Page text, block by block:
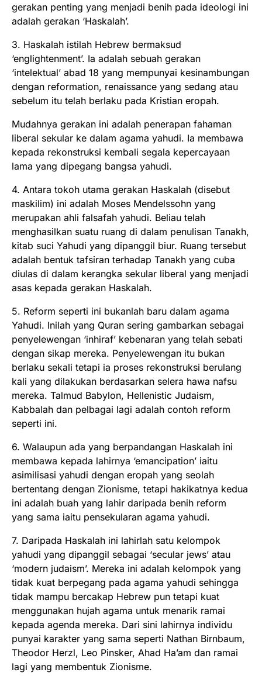
gerakan penting yang menjadi benih pada ideologi ini
adalah gerakan ‘Haskalah’.
3. Haskalah istilah Hebrew bermaksud
‘englightenment’. Ia adalah sebuah gerakan
‘intelektual’ abad 18 yang mempunyai kesinambungan
dengan reformation, renaissance yang sedang atau
sebelum itu telah berlaku pada Kristian eropah.
Mudahnya gerakan ini adalah penerapan fahaman
liberal sekular ke dalam agama yahudi. Ia membawa
kepada rekonstruksi kembali segala kepercayaan
lama yang dipegang bangsa yahudi.
4. Antara tokoh utama gerakan Haskalah (disebut
maskilim) ini adalah Moses Mendelssohn yang
merupakan ahli falsafah yahudi. Beliau telah
menghasilkan suatu ruang di dalam penulisan Tanakh,
kitab suci Yahudi yang dipanggil biur. Ruang tersebut
adalah bentuk tafsiran terhadap Tanakh yang cuba
diulas di dalam kerangka sekular liberal yang menjadi
asas kepada gerakan Haskalah.
5. Reform seperti ini bukanlah baru dalam agama
Yahudi. Inilah yang Quran sering gambarkan sebagai
penyelewengan ‘inhiraf’ kebenaran yang telah sebati
dengan sikap mereka. Penyelewengan itu bukan
berlaku sekali tetapi ia proses rekonstruksi berulang
kali yang dilakukan berdasarkan selera hawa nafsu
mereka. Talmud Babylon, Hellenistic Judaism,
Kabbalah dan pelbagai lagi adalah contoh reform
seperti ini.
6. Walaupun ada yang berpandangan Haskalah ini
membawa kepada lahirnya ‘emancipation’ iaitu
asimilisasi yahudi dengan eropah yang seolah
bertentang dengan Zionisme, tetapi hakikatnya kedua
ini adalah buah yang lahir daripada benih reform
yang sama iaitu pensekularan agama yahudi.
7. Daripada Haskalah ini lahirlah satu kelompok
yahudi yang dipanggil sebagai ‘secular jews’ atau
‘modern judaism’. Mereka ini adalah kelompok yang
tidak kuat berpegang pada agama yahudi sehingga
tidak mampu bercakap Hebrew pun tetapi kuat
menggunakan hujah agama untuk menarik ramai
kepada agenda mereka. Dari sini lahirnya individu
punyai karakter yang sama seperti Nathan Birnbaum,
Theodor Herzl, Leo Pinsker, Ahad Ha’am dan ramai
lagi yang membentuk Zionisme.